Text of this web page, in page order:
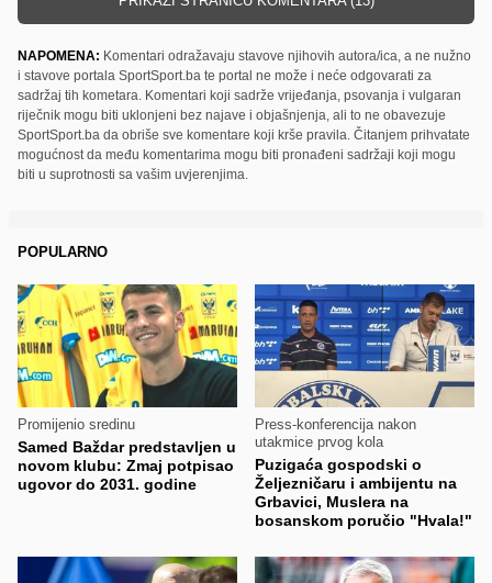
NAPOMENA: Komentari odražavaju stavove njihovih autora/ica, a ne nužno
i stavove portala SportSport.ba te portal ne može i neće odgovarati za
sadržaj tih kometara. Komentari koji sadrže vrijeđanja, psovanja i vulgaran
riječnik mogu biti uklonjeni bez najave i objašnjenja, ali to ne obavezuje
SportSport.ba da obriše sve komentare koji krše pravila. Čitanjem prihvatate
mogućnost da među komentarima mogu biti pronađeni sadržaji koji mogu
biti u suprotnosti sa vašim uvjerenjima.
POPULARNO
Promijenio sredinu
Samed Baždar predstavljen u
novom klubu: Zmaj potpisao
ugovor do 2031. godine
Press-konferencija nakon
utakmice prvog kola
Puzigaća gospodski o
Željezničaru i ambijentu na
Grbavici, Muslera na
bosanskom poručio "Hvala!"